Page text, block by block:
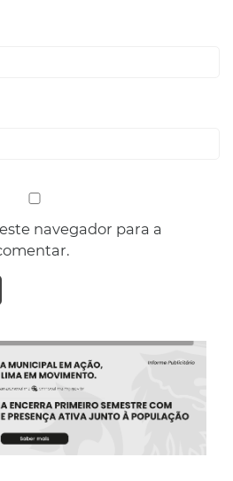
navegador para a